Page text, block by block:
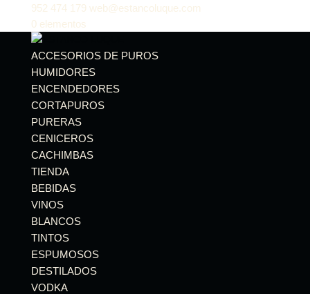
952 474 179 web@estancoluque.com
0 elementos
ACCESORIOS DE PUROS
HUMIDORES
ENCENDEDORES
CORTAPUROS
PURERAS
CENICEROS
CACHIMBAS
TIENDA
BEBIDAS
VINOS
BLANCOS
TINTOS
ESPUMOSOS
DESTILADOS
VODKA